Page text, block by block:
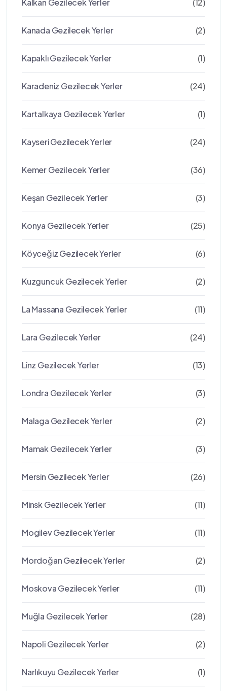
Kalkan Gezilecek Yerler (12)
Kanada Gezilecek Yerler (2)
Kapaklı Gezilecek Yerler (1)
Karadeniz Gezilecek Yerler (24)
Kartalkaya Gezilecek Yerler (1)
Kayseri Gezilecek Yerler (24)
Kemer Gezilecek Yerler (36)
Keşan Gezilecek Yerler (3)
Konya Gezilecek Yerler (25)
Köyceğiz Gezilecek Yerler (6)
Kuzguncuk Gezilecek Yerler (2)
La Massana Gezilecek Yerler (11)
Lara Gezilecek Yerler (24)
Linz Gezilecek Yerler (13)
Londra Gezilecek Yerler (3)
Malaga Gezilecek Yerler (2)
Mamak Gezilecek Yerler (3)
Mersin Gezilecek Yerler (26)
Minsk Gezilecek Yerler (11)
Mogilev Gezilecek Yerler (11)
Mordoğan Gezilecek Yerler (2)
Moskova Gezilecek Yerler (11)
Muğla Gezilecek Yerler (28)
Napoli Gezilecek Yerler (2)
Narlıkuyu Gezilecek Yerler (1)